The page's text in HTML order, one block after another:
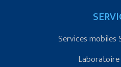
Services mobiles
Laboratoire